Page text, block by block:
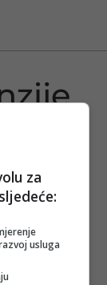
za
usluga